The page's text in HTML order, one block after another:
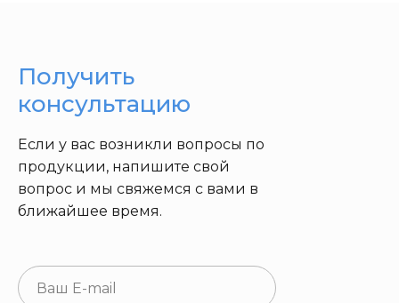
Если у вас возникли вопросы по
продукции, напишите свой
вопрос и мы свяжемся с вами в
ближайшее время.
Получить
консультацию